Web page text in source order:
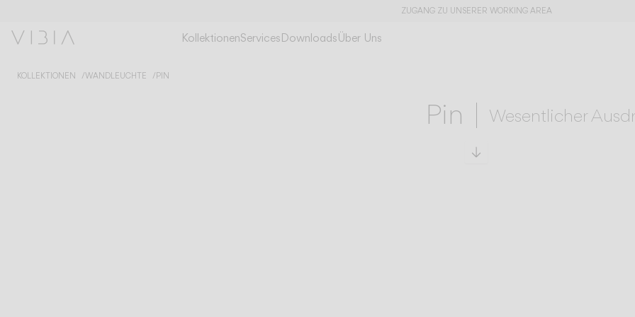
ZUGANG ZU UNSERER WORKING AREA
KollektionenServicesDownloadsÜber Uns
KOLLEKTIONEN WANDLEUCHTE PIN
Pin Wesentlicher
Zu den technischen